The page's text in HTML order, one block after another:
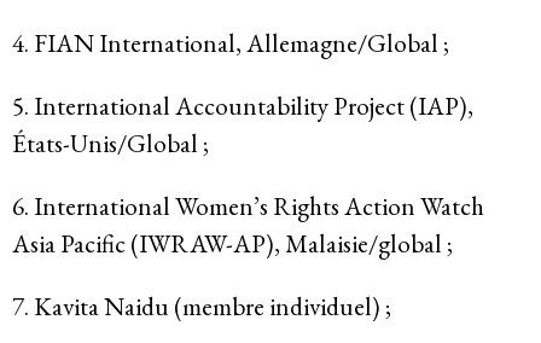
4. FIAN International, Allemagne/Global ;
5. International Accountability Project (IAP),
États-Unis/Global ;
6. International Women’s Rights Action Watch
Asia Pacific (IWRAW-AP), Malaisie/global ;
7. Kavita Naidu (membre individuel) ;